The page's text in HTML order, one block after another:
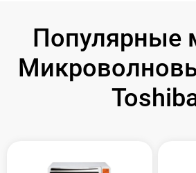
Популярные